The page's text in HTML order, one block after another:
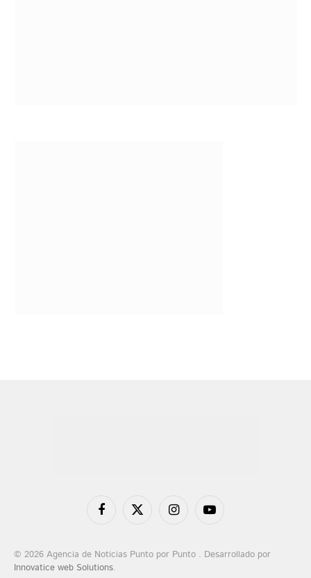
FacebookX
InstagramYouTube
© 2026 Agencia de Noticias Punto por Punto . Desarrollado por
Innovatice web Solutions.